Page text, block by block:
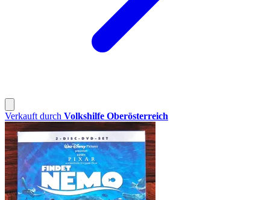
Verkauft durch Volkshilfe Oberösterreich